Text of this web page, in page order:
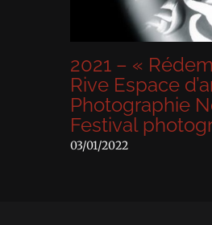
2021 – «
Rive Espace d’art et
Photographie
Festival
03/01/2022